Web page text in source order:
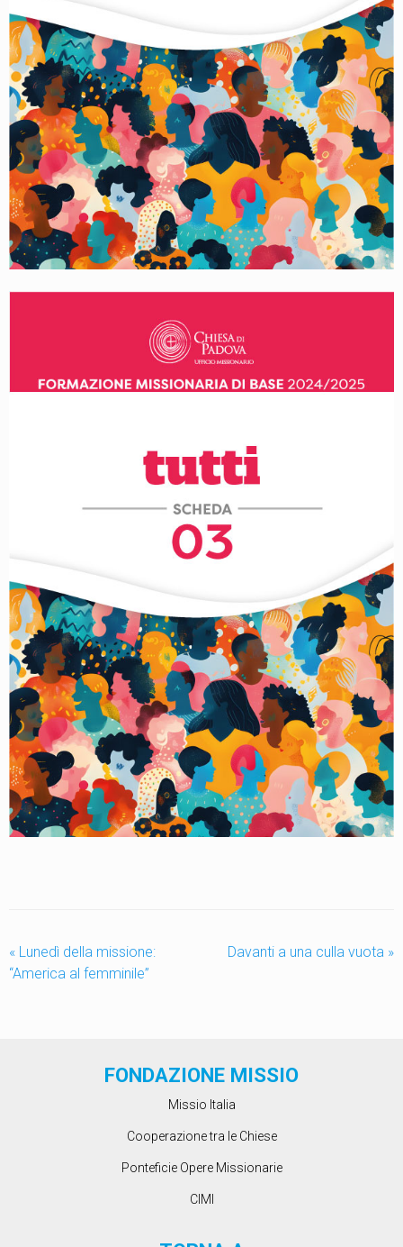
« Lunedì della missione:
“America al femminile”
Davanti a una culla vuota »
FONDAZIONE MISSIO
Missio Italia
Cooperazione tra le Chiese
Ponteficie Opere Missionarie
CIMI